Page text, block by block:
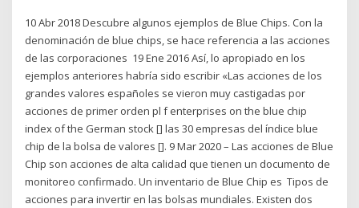
10 Abr 2018 Descubre algunos ejemplos de Blue Chips. Con la
denominación de blue chips, se hace referencia a las acciones
de las corporaciones 19 Ene 2016 Así, lo apropiado en los
ejemplos anteriores habría sido escribir «Las acciones de los
grandes valores españoles se vieron muy castigadas por
acciones de primer orden pl f enterprises on the blue chip
index of the German stock [] las 30 empresas del índice blue
chip de la bolsa de valores []. 9 Mar 2020 – Las acciones de Blue
Chip son acciones de alta calidad que tienen un documento de
monitoreo confirmado. Un inventario de Blue Chip es Tipos de
acciones para invertir en las bolsas mundiales. Existen dos